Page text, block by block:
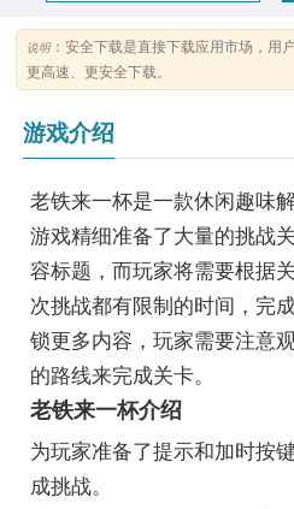
说明：安全下载是直接下载应用市场，用
更高速、更安全下载。
游戏介绍
老铁来一杯是一款休闲趣味
游戏精细准备了大量的挑战
容标题，而玩家将需要根据
次挑战都有限制的时间，完
锁更多内容，玩家需要注意
的路线来完成关卡。
老铁来一杯介绍
为玩家准备了提示和加时按
成挑战。